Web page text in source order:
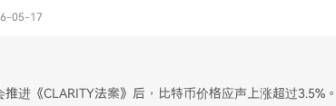
05-17
进《CLARITY法案》后，比特币价格应声上涨超过3.5%